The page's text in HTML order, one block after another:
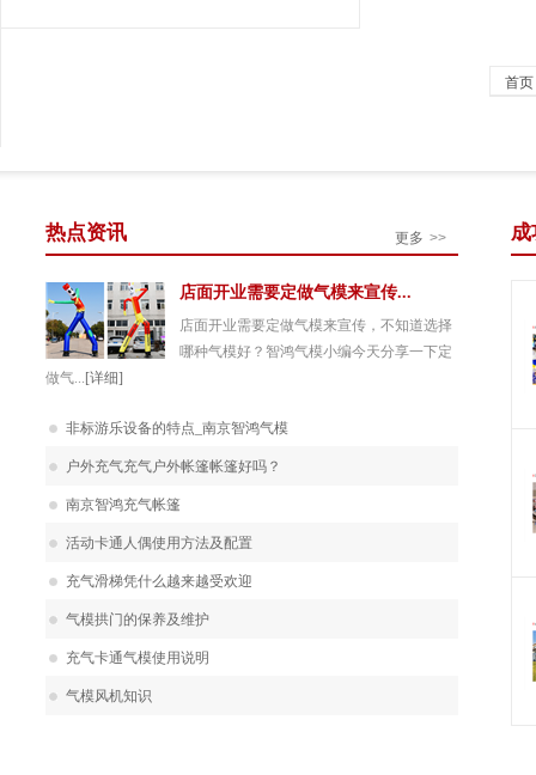
首页
更多 >>
热点资讯
店面开业需要定做气模来宣传...
店面开业需要定做气模来宣传，不知道选择
哪种气模好？智鸿气模小编今天分享一下定
做气... [详细]
非标游乐设备的特点_南京智鸿气模
户外充气充气户外帐篷帐篷好吗？
南京智鸿充气帐篷
活动卡通人偶使用方法及配置
充气滑梯凭什么越来越受欢迎
气模拱门的保养及维护
充气卡通气模使用说明
气模风机知识
成